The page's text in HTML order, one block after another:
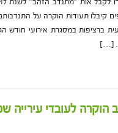
קיבלו תעודות הוקרה על
ברציפות במסגרת אירועי חודש
[…]
הוקרה לעובדי עירייה